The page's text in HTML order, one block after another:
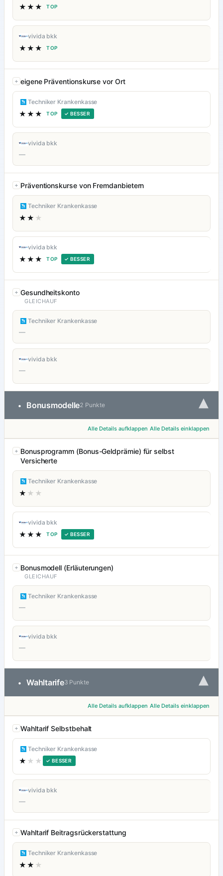
★★★ TOP
vivida bkk
★★★ TOP
eigene Präventionskurse vor Ort
Techniker Krankenkasse
★★★ TOP ✓ BESSER
vivida bkk
—
Präventionskurse von Fremdanbietern
Techniker Krankenkasse
★★ ★
vivida bkk
★★★ TOP ✓ BESSER
Gesundheitskonto
GLEICHAUF
Techniker Krankenkasse
—
vivida bkk
—
• Bonusmodelle2 Punkte ▾
Alle Details aufklappen Alle Details einklappen
Bonusprogramm (Bonus-Geldprämie) für selbst
Versicherte
Techniker Krankenkasse
★ ★★
vivida bkk
★★★ TOP ✓ BESSER
Bonusmodell (Erläuterungen)
GLEICHAUF
Techniker Krankenkasse
—
vivida bkk
—
• Wahltarife3 Punkte ▾
Alle Details aufklappen Alle Details einklappen
Wahltarif Selbstbehalt
Techniker Krankenkasse
★ ★★ ✓ BESSER
vivida bkk
—
Wahltarif Beitragsrückerstattung
Techniker Krankenkasse
★★ ★